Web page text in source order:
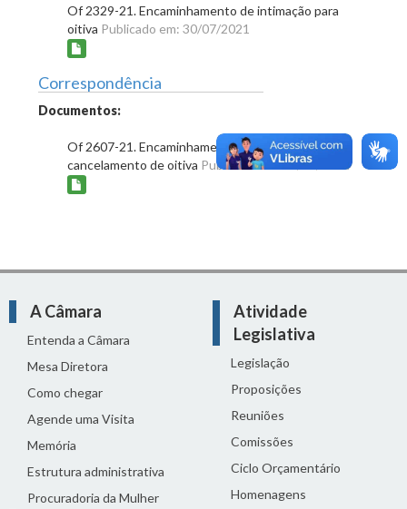
Of 2329-21. Encaminhamento de intimação para
oitiva Publicado em: 30/07/2021
Correspondência
Documentos:
Of 2607-21. Encaminhamento de informação de
cancelamento de oitiva Publicado em: 11/08/2021
A Câmara
Entenda a Câmara
Mesa Diretora
Como chegar
Agende uma Visita
Memória
Estrutura administrativa
Procuradoria da Mulher
Atividade
Legislativa
Legislação
Proposições
Reuniões
Comissões
Ciclo Orçamentário
Homenagens